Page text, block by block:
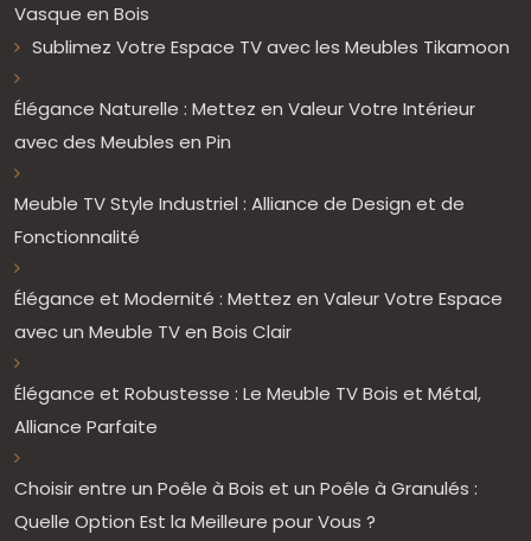
Vasque en Bois
Sublimez Votre Espace TV avec les Meubles Tikamoon
Élégance Naturelle : Mettez en Valeur Votre Intérieur
avec des Meubles en Pin
Meuble TV Style Industriel : Alliance de Design et de
Fonctionnalité
Élégance et Modernité : Mettez en Valeur Votre Espace
avec un Meuble TV en Bois Clair
Élégance et Robustesse : Le Meuble TV Bois et Métal,
Alliance Parfaite
Choisir entre un Poêle à Bois et un Poêle à Granulés :
Quelle Option Est la Meilleure pour Vous ?